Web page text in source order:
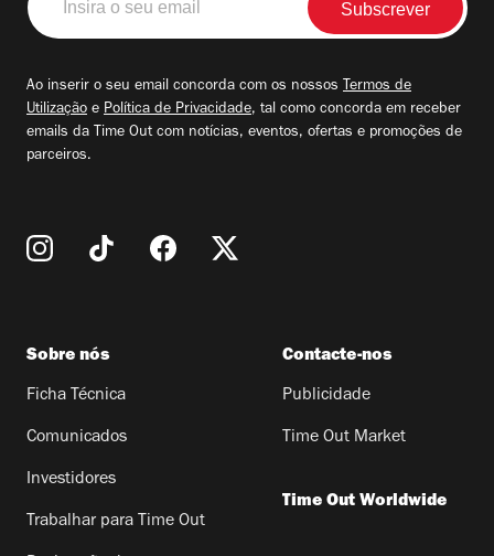
o
seu
Ao inserir o seu email concorda com os nossos Termos de
Utilização e Política de Privacidade, tal como concorda em receber
emails da Time Out com notícias, eventos, ofertas e promoções de
parceiros.
Sobre nós
Ficha Técnica
Comunicados
Investidores
Trabalhar para Time Out
Contacte-nos
Publicidade
Time Out Market
Time Out Worldwide